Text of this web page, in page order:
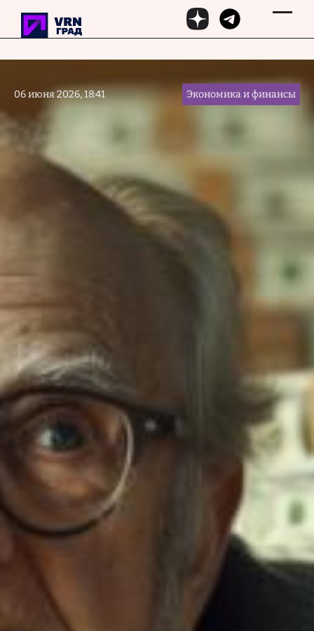
Перейти к основному содержанию
06 июня 2026, 18:41 Экономика и финансы